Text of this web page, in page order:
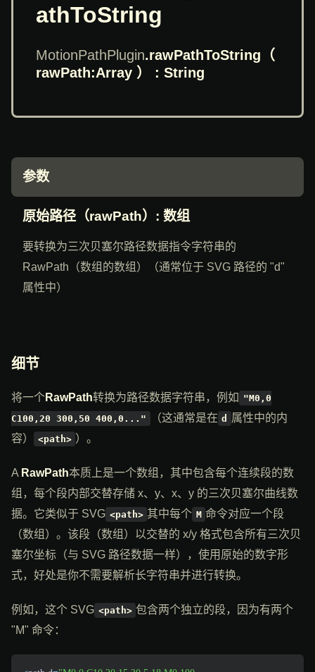
athToString
MotionPathPlugin.rawPathToString （
rawPath:Array ） : String
参数
原始路径（rawPath） : 数组
要转换为三次贝塞尔路径数据指令字符串的
RawPath（数组的数组）（通常位于 SVG 路径的 "d"
属性中）
细节
将一个RawPath转换为路径数据字符串，例如 "M0,0
C100,20 300,50 400,0..."
（这通常是在 d
属性中的内
容）
<path> ）。
A RawPath本质上是一个数组，其中包含每个连续段的数
组，每个段内部交替存储 x、y、x、y 的三次贝塞尔曲线数
据。它类似于 SVG <path> 其中每个 M 命令对应一个段
（数组）。该段（数组）以交替的 x/y 格式包含所有三次贝
塞尔坐标（与 SVG 路径数据一样），使用原始的数字形
式，好处是你不需要解析长字符串并进行转换。
例如，这个 SVG <path> 包含两个独立的段，因为有两个
"M" 命令：